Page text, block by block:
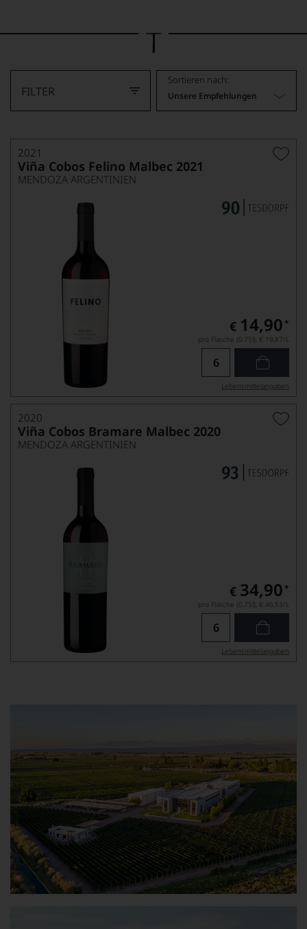
von
FILTER
Sortieren nach:
Unsere Empfehlungen
2021
Viña Cobos Felino Malbec 2021
MENDOZA ARGENTINIEN
€ 14,90 *
pro Flasche (0.75l), € 19,87/L
Lebensmittel­angaben
2020
Viña Cobos Bramare Malbec 2020
MENDOZA ARGENTINIEN
€ 34,90 *
pro Flasche (0.75l), € 46,53/L
Lebensmittel­angaben